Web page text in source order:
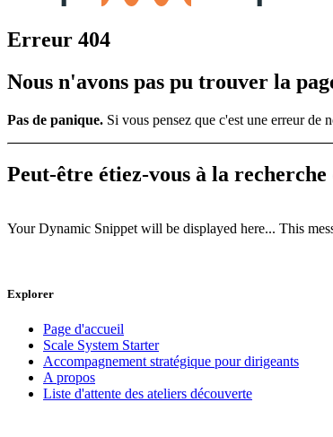
Erreur 404
Nous n'avons pas pu trouver la
Pas de panique. Si vous pensez que c'est une erreur de
Peut-être étiez-vous à la recherche
Your Dynamic Snippet will be displayed here... This
Explorer
Page d'accueil
Scale System Starter
Accompagnement stratégique pour dirigeants
A propos
Liste d'attente des ateliers découverte